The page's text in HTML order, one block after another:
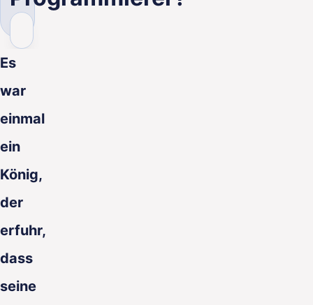
Es
war
einmal
ein
König,
der
erfuhr,
dass
seine